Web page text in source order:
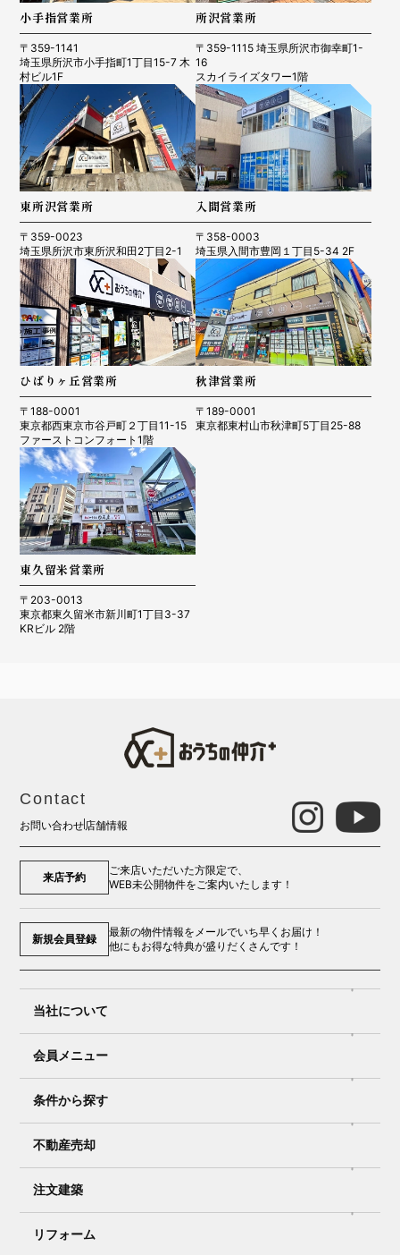
小手指営業所
〒359-1141
埼玉県所沢市小手指町1丁目15-7 木
村ビル1F
所沢営業所
〒359-1115 埼玉県所沢市御幸町1-
16
スカイライズタワー1階
東所沢営業所
〒359-0023
埼玉県所沢市東所沢和田2丁目2-1
入間営業所
〒358-0003
埼玉県入間市豊岡１丁目5-34 2F
ひばりヶ丘営業所
〒188-0001
東京都西東京市谷戸町２丁目11-15
ファーストコンフォート1階
秋津営業所
〒189-0001
東京都東村山市秋津町5丁目25-88
東久留米営業所
〒203-0013
東京都東久留米市新川町1丁目3-37
KRビル 2階
Contact
お問い合わせ店舗情報
来店予約
ご来店いただいた方限定で、
WEB未公開物件をご案内いたします！
新規会員登録
最新の物件情報をメールでいち早くお届け！
他にもお得な特典が盛りだくさんです！
当社について
会員メニュー
条件から探す
不動産売却
注文建築
リフォーム